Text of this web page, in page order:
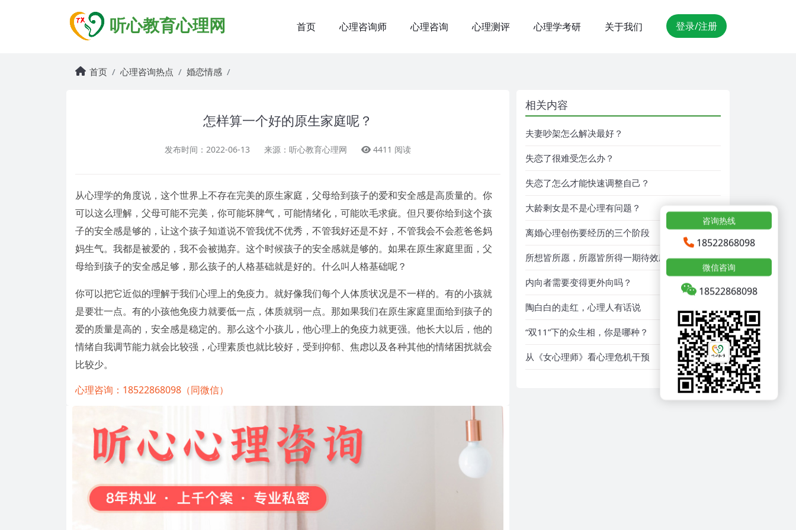
听心教育心理网 首页 心理咨询师 心理咨询 心理测评 心理学考研 关于我们 登录/注册
首页 心理咨询热点 婚恋情感
怎样算一个好的原生家庭呢？
发布时间：2022-06-13 来源：听心教育心理网 4411 阅读
从心理学的角度说，这个世界上不存在完美的原生家庭，父母给到孩子的爱和安全感是高质量的。你
可以这么理解，父母可能不完美，你可能坏脾气，可能情绪化，可能吹毛求疵。但只要你给到这个孩
子的安全感是够的，让这个孩子知道说不管我优不优秀，不管我好还是不好，不管我会不会惹爸爸妈
妈生气。我都是被爱的，我不会被抛弃。这个时候孩子的安全感就是够的。如果在原生家庭里面，父
母给到孩子的安全感足够，那么孩子的人格基础就是好的。什么叫人格基础呢？
你可以把它近似的理解于我们心理上的免疫力。就好像我们每个人体质状况是不一样的。有的小孩就
是要壮一点。有的小孩他免疫力就要低一点，体质就弱一点。那如果我们在原生家庭里面给到孩子的
爱的质量是高的，安全感是稳定的。那么这个小孩儿，他心理上的免疫力就更强。他长大以后，他的
情绪自我调节能力就会比较强，心理素质也就比较好，受到抑郁、焦虑以及各种其他的情绪困扰就会
比较少。
心理咨询：18522868098（同微信）
相关内容
夫妻吵架怎么解决最好？
失恋了很难受怎么办？
失恋了怎么才能快速调整自己？
大龄剩女是不是心理有问题？
离婚心理创伤要经历的三个阶段
所想皆所愿，所愿皆所得一期待效应
内向者需要变得更外向吗？
陶白白的走红，心理人有话说
“双11”下的众生相，你是哪种？
从《女心理师》看心理危机干预
咨询热线
18522868098
微信咨询
18522868098